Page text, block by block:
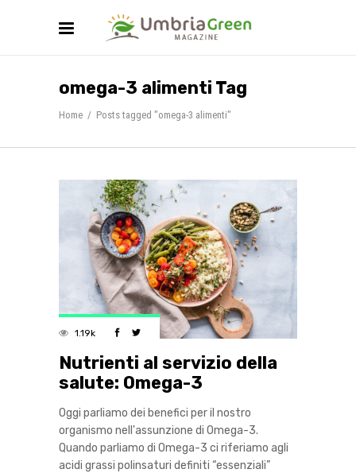
omega-3 alimenti Tag
Home / Posts tagged "omega-3 alimenti"
1.19k
Nutrienti al servizio della
salute: Omega-3
Oggi parliamo dei benefici per il nostro
organismo nell'assunzione di Omega-3.
Quando parliamo di Omega-3 ci riferiamo agli
acidi grassi polinsaturi definiti “essenziali”